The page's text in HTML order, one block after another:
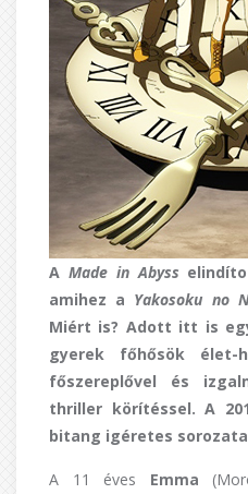
A Made in Abyss
amihez a Yakosoku no
Miért is? Adott itt is
gyerek főhősök élet-
főszereplővel és
thriller körítéssel. A
bitang igéretes
A 11 éves Emma